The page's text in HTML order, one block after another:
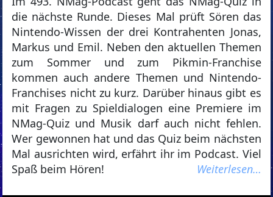
die nächste Runde. Dieses Mal prüft Sören das
Nintendo-Wissen der drei Kontrahenten Jonas,
Markus und Emil. Neben den aktuellen Themen
zum Sommer und zum Pikmin-Franchise
kommen auch andere Themen und Nintendo-
Franchises nicht zu kurz. Darüber hinaus gibt es
mit Fragen zu Spieldialogen eine Premiere im
NMag-Quiz und Musik darf auch nicht fehlen.
Wer gewonnen hat und das Quiz beim nächsten
Mal ausrichten wird, erfährt ihr im Podcast. Viel
Spaß beim Hören!
Weiterlesen…